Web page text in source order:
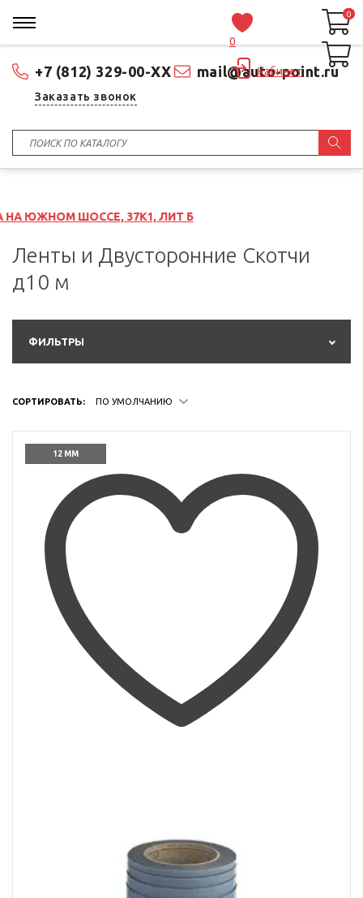
+7 (812) 329-00-XX mail@auto-point.ru
Заказать звонок
0
Кабинет
0
0
37К1, ЛИТ Б
Ленты и Двусторонние Скотчи
д10 м
ФИЛЬТРЫ
СОРТИРОВАТЬ: ПО УМОЛЧАНИЮ
12 ММ